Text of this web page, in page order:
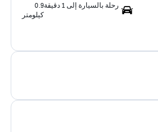
رحلة بالسيارة إلى 1 دقيقة
0.9
كيلومتر